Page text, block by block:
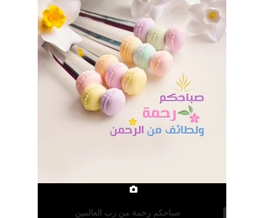
صباحكم رحمة من رب العالمين